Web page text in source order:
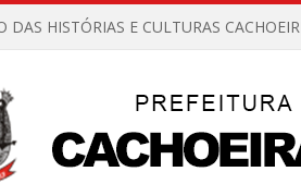
DAS HISTÓRIAS E CULTURAS